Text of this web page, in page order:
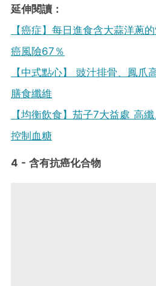
延伸閱讀：
【癌症】每日進食含大蒜洋蔥
癌風險67％
【中式點心】 豉汁排骨、鳳爪
膳食纖維
【均衡飲食】茄子7大益處 高
控制血糖
4 - 含有抗癌化合物